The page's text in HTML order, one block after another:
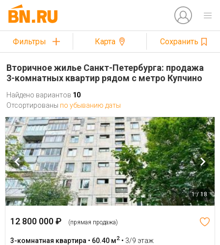
Фильтры Карта Сохранить
Вторичное жилье Санкт-Петербурга: продажа
3-комнатных квартир рядом с метро Купчино
Найдено вариантов 10
Отсортированы по убыванию даты
1 / 18
12 800 000 ₽ (прямая продажа)
3-комнатная квартира • 60.40 м2 • 3/9 этаж